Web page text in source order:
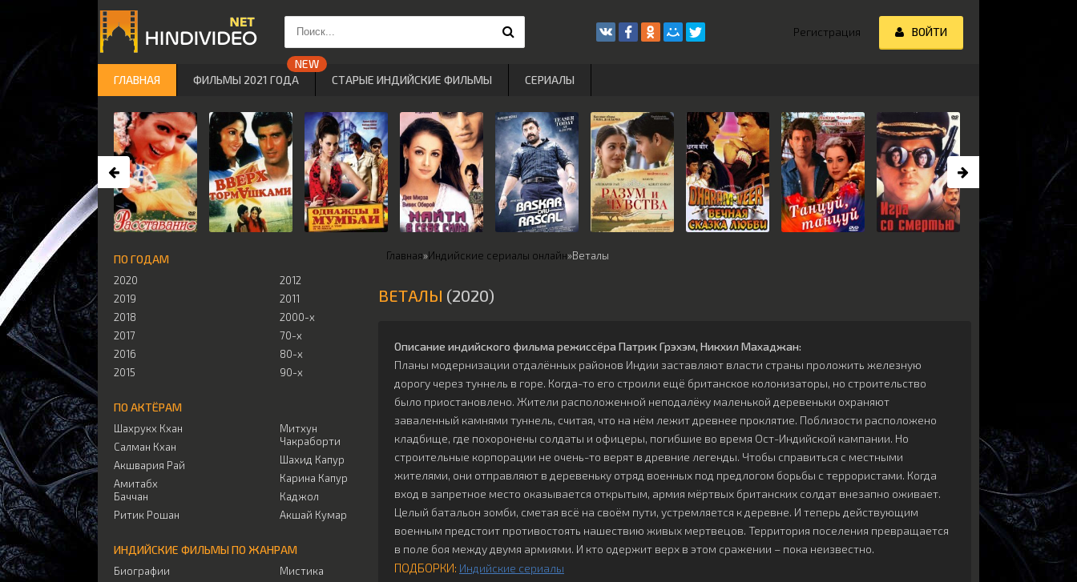
Главная»Индийские сериалы онлайн»Веталы
ВЕТАЛЫ (2020)
Описание индийского фильма режиссёра Патрик Грэхэм, Никхил Махаджан:
Планы модернизации отдалённых районов Индии заставляют власти страны проложить железную
дорогу через туннель в горе. Когда-то его строили ещё британское колонизаторы, но строительство
было приостановлено. Жители расположенной неподалёку маленькой деревеньки охраняют
заваленный камнями туннель, считая, что на нём лежит древнее проклятие. Поблизости расположено
кладбище, где похоронены солдаты и офицеры, погибшие во время Ост-Индийской кампании. Но
строительные корпорации не очень-то верят в древние легенды. Чтобы справиться с местными
жителями, они отправляют в деревеньку отряд военных под предлогом борьбы с террористами. Когда
вход в запретное место оказывается открытым, армия мёртвых британских солдат внезапно оживает.
Целый батальон зомби, сметая всё на своём пути, устремляется к деревне. И теперь действующим
военным предстоит противостоять нашествию живых мертвецов. Территория поселения превращается
в поле боя между двумя армиями. И кто одержит верх в этом сражении – пока неизвестно.
ПОДБОРКИ: Индийские сериалы
ПО ГОДАМ
2020
2019
2018
2017
2016
2015
2012
2011
2000-х
70-х
80-х
90-х
ПО АКТЁРАМ
Шахрукх Кхан
Салман Кхан
Акшвария Рай
Амитабх
Баччан
Ритик Рошан
Митхун
Чакраборти
Шахид Капур
Карина Капур
Каджол
Акшай Кумар
ИНДИЙСКИЕ ФИЛЬМЫ ПО ЖАНРАМ
Биографии
Мистика
Регистрация ВОЙТИ
ГЛАВНАЯ ФИЛЬМЫ 2021 ГОДА СТАРЫЕ ИНДИЙСКИЕ ФИЛЬМЫ СЕРИАЛЫ